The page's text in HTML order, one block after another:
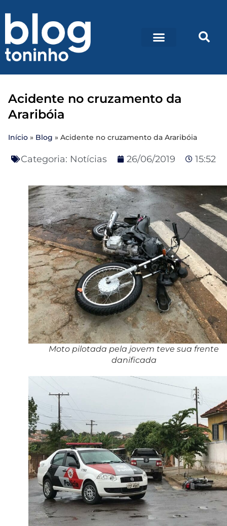
Acidente no cruzamento da
Araribóia
Início » Blog » Acidente no cruzamento da Araribóia
Categoria: Notícias 26/06/2019 15:52
Moto pilotada pela jovem teve sua frente
danificada